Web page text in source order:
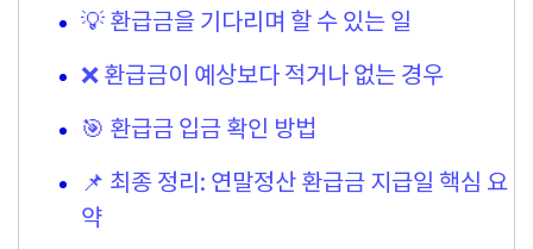
💡 환급금을 기다리며 할 수 있는 일
❌ 환급금이 예상보다 적거나 없는 경우
🎯 환급금 입금 확인 방법
📌 최종 정리: 연말정산 환급금 지급일 핵심 요
약